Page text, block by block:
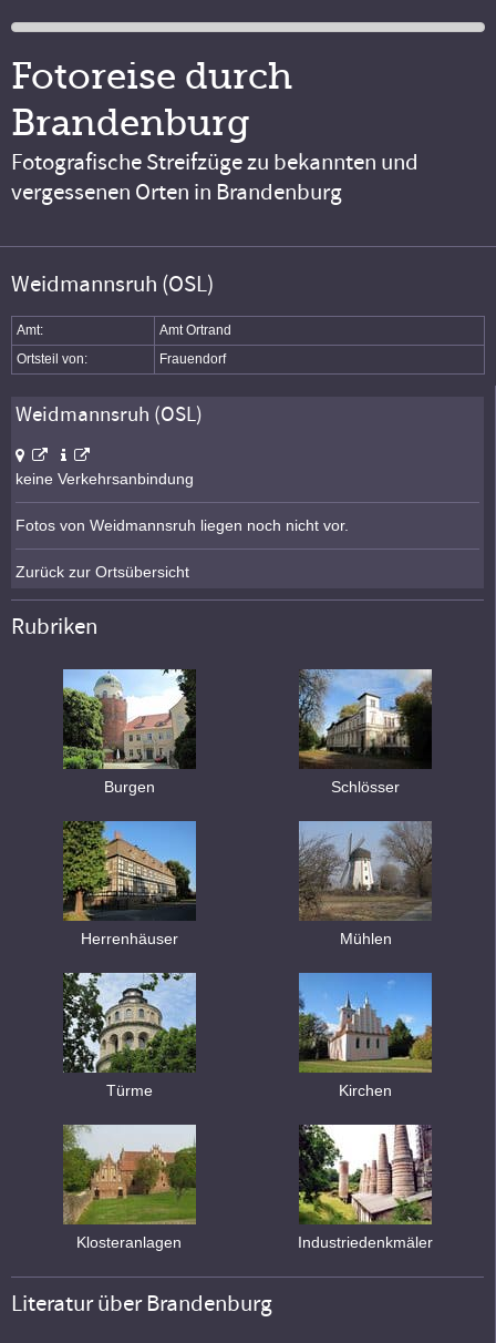
Fotoreise durch
Brandenburg
Fotografische Streifzüge zu bekannten und
vergessenen Orten in Brandenburg
Weidmannsruh (OSL)
Amt:
Amt Ortrand
Ortsteil von:
Frauendorf
Weidmannsruh (OSL)
keine Verkehrsanbindung
Fotos von Weidmannsruh liegen noch nicht vor.
Zurück zur Ortsübersicht
Rubriken
Burgen Schlösser
Herrenhäuser Mühlen
Türme Kirchen
Klosteranlagen Industriedenkmäler
Literatur über Brandenburg